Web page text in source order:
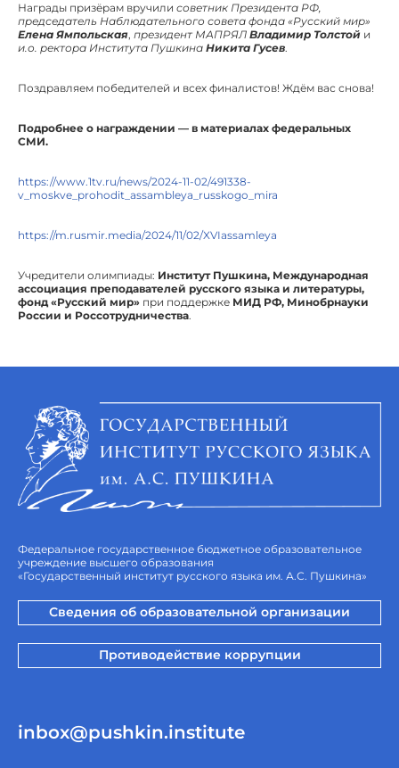
Награды призёрам вручили советник Президента РФ,
председатель Наблюдательного совета фонда «Русский мир»
Елена Ямпольская, президент МАПРЯЛ Владимир Толстой и
и.о. ректора Института Пушкина Никита Гусев.
Поздравляем победителей и всех финалистов! Ждём вас снова!
Подробнее о награждении — в материалах федеральных
СМИ.
https://www.1tv.ru/news/2024-11-02/491338-
v_moskve_prohodit_assambleya_russkogo_mira
https://m.rusmir.media/2024/11/02/XVIassamleya
Учредители олимпиады: Институт Пушкина, Международная
ассоциация преподавателей русского языка и литературы,
фонд «Русский мир» при поддержке МИД РФ, Минобрнауки
России и Россотрудничества.
Федеральное государственное бюджетное образовательное
учреждение высшего образования
«Государственный институт русского языка им. А.С. Пушкина»
Сведения об образовательной организации
Противодействие коррупции
inbox@pushkin.institute